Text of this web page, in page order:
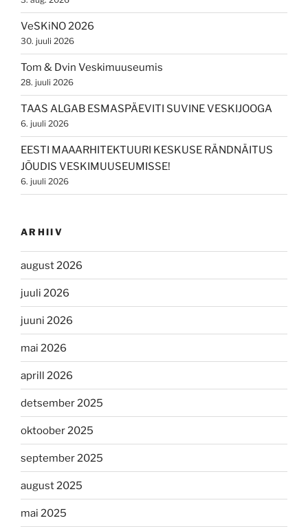
VeSKiNO 2026
30. juuli 2026
Tom & Dvin Veskimuuseumis
28. juuli 2026
TAAS ALGAB ESMASPÄEVITI SUVINE VESKIJOOGA
6. juuli 2026
EESTI MAAARHITEKTUURI KESKUSE RÄNDNÄITUS
JÕUDIS VESKIMUUSEUMISSE!
6. juuli 2026
ARHIIV
august 2026
juuli 2026
juuni 2026
mai 2026
aprill 2026
detsember 2025
oktoober 2025
september 2025
august 2025
mai 2025